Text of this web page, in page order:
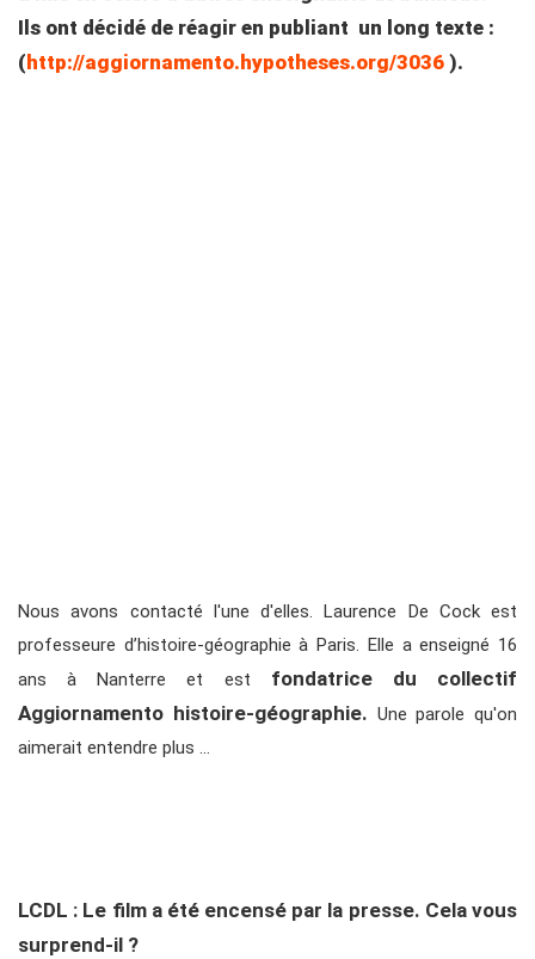
Ils ont décidé de réagir en publiant un long texte :
( http://aggiornamento. hypotheses.org/3036 ).
Nous avons contacté l'une d'elles. Laurence De Cock est
professeure d’histoire-géographie à Paris. Elle a enseigné 16
ans à Nanterre et est fondatrice du collectif
Aggiornamento histoire-géographie. Une parole qu'on
aimerait entendre plus …
LCDL : Le film a été encensé par la presse. Cela vous
surprend-il ?